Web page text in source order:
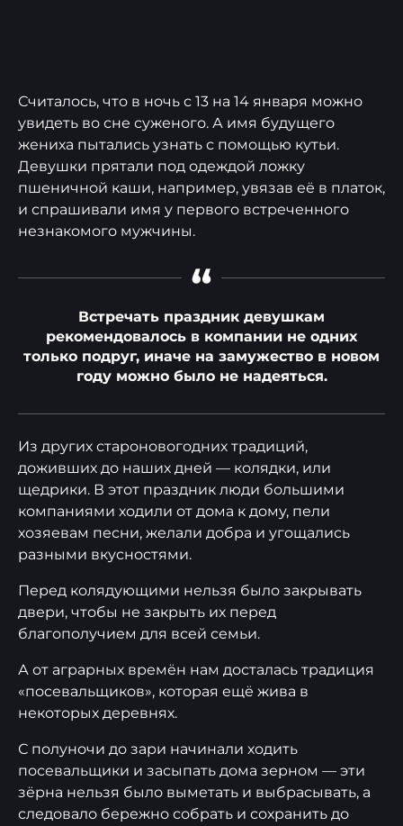
Считалось, что в ночь с 13 на 14 января можно
увидеть во сне суженого. А имя будущего
жениха пытались узнать с помощью кутьи.
Девушки прятали под одеждой ложку
пшеничной каши, например, увязав её в платок,
и спрашивали имя у первого встреченного
незнакомого мужчины.
“
Встречать праздник девушкам
рекомендовалось в компании не одних
только подруг, иначе на замужество в новом
году можно было не надеяться.
Из других староновогодних традиций,
доживших до наших дней — колядки, или
щедрики. В этот праздник люди большими
компаниями ходили от дома к дому, пели
хозяевам песни, желали добра и угощались
разными вкусностями.
Перед колядующими нельзя было закрывать
двери, чтобы не закрыть их перед
благополучием для всей семьи.
А от аграрных времён нам досталась традиция
«посевальщиков», которая ещё жива в
некоторых деревнях.
С полуночи до зари начинали ходить
посевальщики и засыпать дома зерном — эти
зёрна нельзя было выметать и выбрасывать, а
следовало бережно собрать и сохранить до